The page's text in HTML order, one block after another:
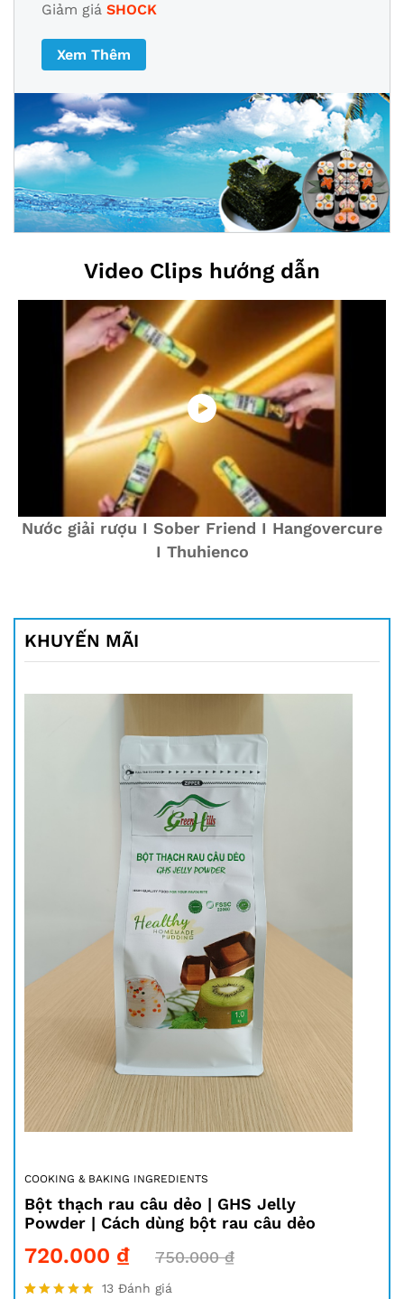
Giảm giá SHOCK
Xem Thêm
Video Clips hướng dẫn
Nước giải rượu I Sober Friend I Hangovercure
I Thuhienco
KHUYẾN MÃI
COOKING & BAKING INGREDIENTS
Bột thạch rau câu dẻo | GHS Jelly
Powder | Cách dùng bột rau câu dẻo
720.000 ₫ 750.000₫
13 Đánh giá